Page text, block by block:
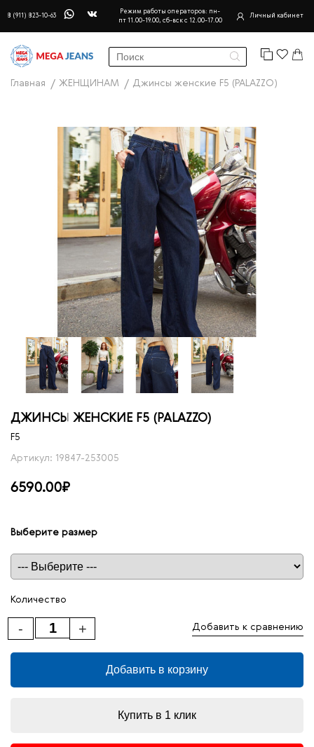
8 (911) 823-10-63
Режим работы операторов: пн-
пт 11.00-19.00, сб-вск с 12.00-17.00
Личный кабинет
Главная ЖЕНЩИНАМ Джинсы женские F5 (PALAZZO)
ДЖИНСЫ ЖЕНСКИЕ F5 (PALAZZO)
F5
Артикул: 19847-253005
6590.00₽
Выберите размер
Таблица размеров
Количество
+
- Добавить к сравнению
Добавить в корзину
Купить в 1 клик